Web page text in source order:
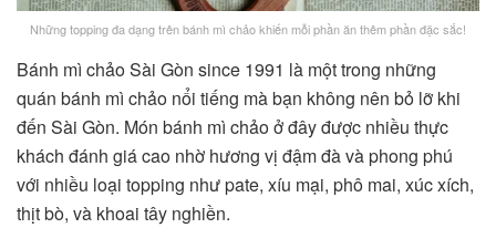
Những topping đa dạng trên bánh mì chảo khiến mỗi phần ăn thêm phần đặc sắc!
Bánh mì chảo Sài Gòn since 1991 là một trong những
quán bánh mì chảo nổi tiếng mà bạn không nên bỏ lỡ khi
đến Sài Gòn. Món bánh mì chảo ở đây được nhiều thực
khách đánh giá cao nhờ hương vị đậm đà và phong phú
với nhiều loại topping như pate, xíu mại, phô mai, xúc xích,
thịt bò, và khoai tây nghiền.